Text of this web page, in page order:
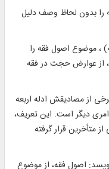
را بدون لحاظ وصف دليل
، موضوع اصول فقه را
در اين علم، از عوارض حجت در فقه
از مصاديقش ادله اربعه
ديگر است. اين تعريف،
متأخرين قرار گرفته
اصول فقه، از موضوع